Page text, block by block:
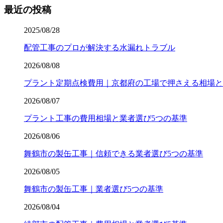
最近の投稿
2025/08/28
配管工事のプロが解決する水漏れトラブル
2026/08/08
プラント定期点検費用｜京都府の工場で押さえる相場
2026/08/07
プラント工事の費用相場と業者選び5つの基準
2026/08/06
舞鶴市の製缶工事｜信頼できる業者選び5つの基準
2026/08/05
舞鶴市の製缶工事｜業者選び5つの基準
2026/08/04